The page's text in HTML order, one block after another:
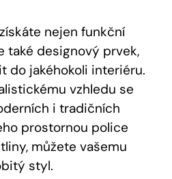
nejen funkční
také designový prvek,
do jakéhokoli interiéru.
vzhledu se
i tradičních
prostornou police
můžete vašemu
styl.